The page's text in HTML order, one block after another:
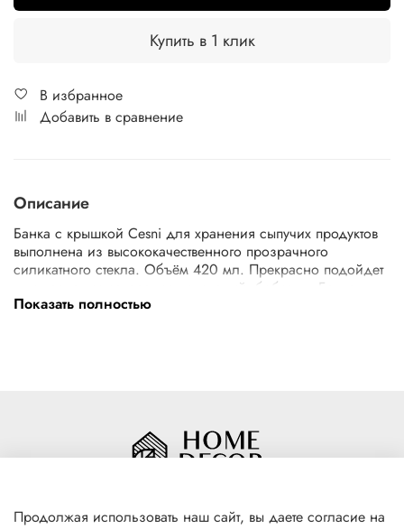
Купить в 1 клик
В избранное
Добавить в сравнение
Описание
Банка с крышкой Cesni для хранения сыпучих продуктов
выполнена из высококачественного прозрачного
силикатного стекла. Объём 420 мл. Прекрасно подойдет
для хранения сахара, соли, специй, бобовых. Банка
оснащена стеклянной плотно прилегающей крышкой с
Показать полностью
Продолжая использовать наш сайт, вы даете согласие на